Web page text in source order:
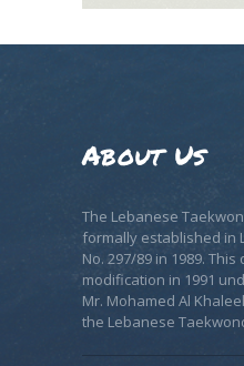
About Us
The Lebanese
formally established in
No. 297/89 in 1989.
modification in 1991
Mr. Mohamed Al
the Lebanese